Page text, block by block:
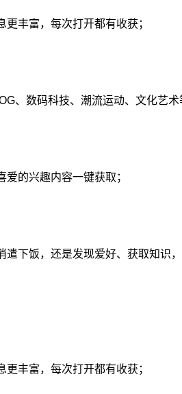
更丰富，每次打开都有收获；
、数码科技、潮流运动、文化艺术
爱的兴趣内容一键获取；
遣下饭，还是发现爱好、获取知识
更丰富，每次打开都有收获；